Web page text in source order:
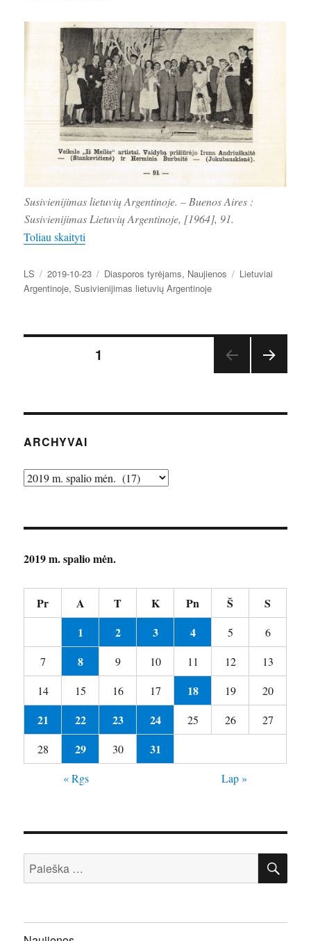
Susivienijimas lietuvių Argentinoje. – Buenos Aires :
Susivienijimas Lietuvių Argentinoje, [1964], 91.
Toliau skaityti
Autorius
LS Paskelbta
2019-10-23 Kategorijos
Diasporos tyrėjams, Naujienos Žymos
Lietuviai
Argentinoje,Susivienijimas lietuvių Argentinoje
1
APIS
ARCHYVAI
Archyvai
2019 m. spalio mėn.
Pr A T K Pn Š
S
1
2 3 4 5
6
7
8 9 10 11 12
13
14
15 16 17 18 19 20
21 22 23 24 25 26
27
28
29 30 31
« Rgs Lap »
Ieškoti: